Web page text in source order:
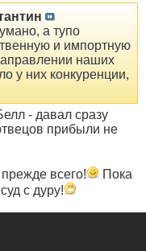
а тупо
и импортную
наших
у них конкуренции,
- давал сразу
прибыли не
всего!
Пока
с дуру!